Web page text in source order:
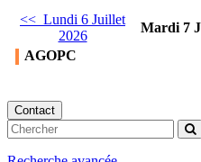
<< Lundi 6 Juillet
2026
Mardi 7
AGOPC
Contact